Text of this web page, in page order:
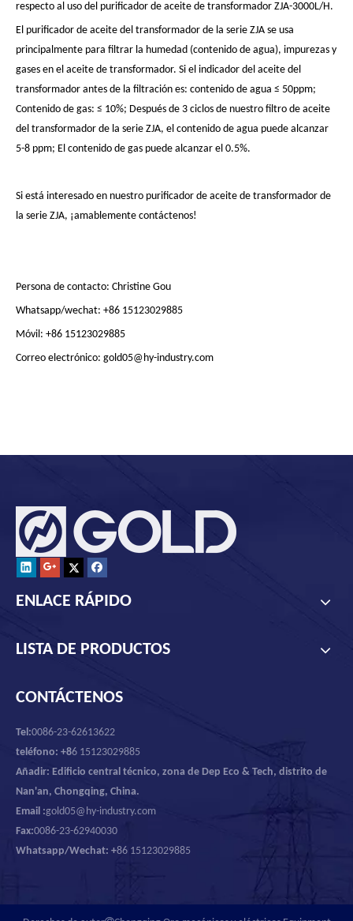
respecto al uso del purificador de aceite de transformador ZJA-3000L/H.
El purificador de aceite del transformador de la serie ZJA se usa
principalmente para filtrar la humedad (contenido de agua), impurezas y
gases en el aceite de transformador. Si el indicador del aceite del
transformador antes de la filtración es: contenido de agua ≤ 50ppm;
Contenido de gas: ≤ 10%; Después de 3 ciclos de nuestro filtro de aceite
del transformador de la serie ZJA, el contenido de agua puede alcanzar
5-8 ppm; El contenido de gas puede alcanzar el 0.5%.
Si está interesado en nuestro purificador de aceite de transformador de
la serie ZJA, ¡amablemente contáctenos!
Persona de contacto: Christine Gou
Whatsapp/wechat: +86 15123029885
Móvil: +86 15123029885
Correo electrónico: gold05@hy-industry.com
ENLACE RÁPIDO
LISTA DE PRODUCTOS
CONTÁCTENOS
Tel:0086-23-62613622
teléfono: +86 15123029885
Añadir: Edificio central técnico, zona de Dep Eco & Tech, distrito de
Nan'an, Chongqing, China.
Email :gold05@hy-industry.com
Fax:0086-23-62940030
Whatsapp/Wechat: +86 15123029885